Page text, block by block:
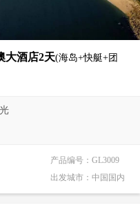
大酒店2天(海岛+快艇+团
产品编号： GL3009
出发城市： 中国国内